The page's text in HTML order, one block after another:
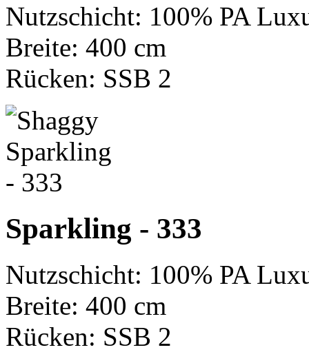
Nutzschicht: 100% PA
Breite: 400 cm
Rücken: SSB 2
Sparkling - 333
Nutzschicht: 100% PA
Breite: 400 cm
Rücken: SSB 2